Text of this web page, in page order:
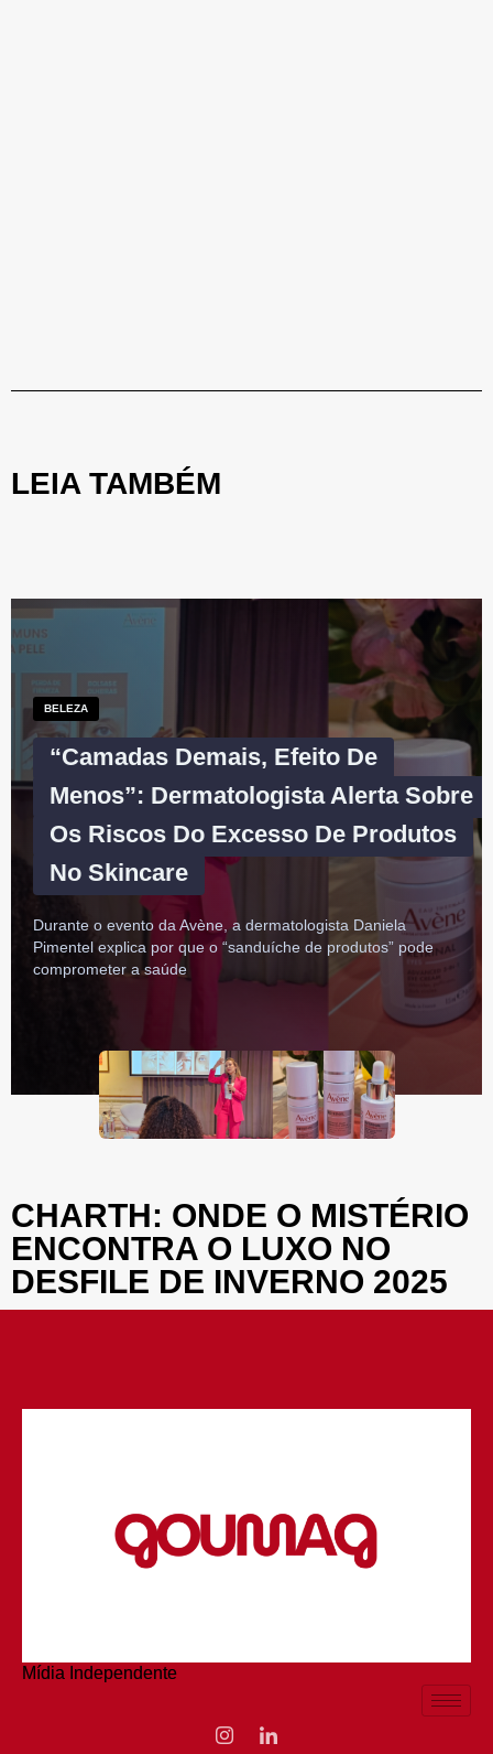
LEIA TAMBÉM
BELEZA
“Camadas Demais, Efeito De
Menos”: Dermatologista Alerta Sobre
Os Riscos Do Excesso De Produtos
No Skincare
Durante o evento da Avène, a dermatologista Daniela
Pimentel explica por que o “sanduíche de produtos” pode
comprometer a saúde
CHARTH: ONDE O MISTÉRIO
ENCONTRA O LUXO NO
DESFILE DE INVERNO 2025
Mídia Independente